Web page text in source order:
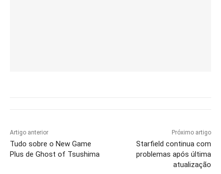
Artigo anterior
Tudo sobre o New Game
Plus de Ghost of Tsushima
Próximo artigo
Starfield continua com
problemas após última
atualização